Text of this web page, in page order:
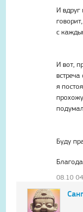
И вдруг
с
И вот,
я
Буду
08.10